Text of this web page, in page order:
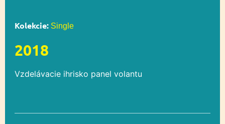
Kolekcie: Single
2018
Vzdelávacie ihrisko panel volantu